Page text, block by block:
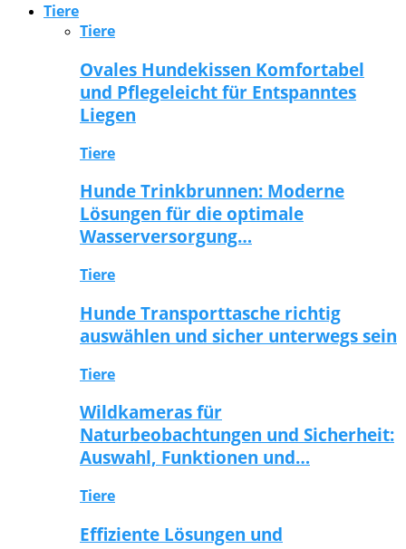
Tiere
Tiere
Ovales Hundekissen Komfortabel
und Pflegeleicht für Entspanntes
Liegen
Tiere
Hunde Trinkbrunnen: Moderne
Lösungen für die optimale
Wasserversorgung…
Tiere
Hunde Transporttasche richtig
auswählen und sicher unterwegs sein
Tiere
Wildkameras für
Naturbeobachtungen und Sicherheit:
Auswahl, Funktionen und…
Tiere
Effiziente Lösungen und